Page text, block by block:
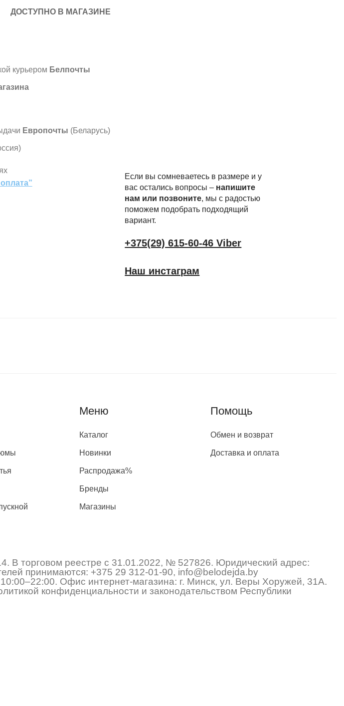
ДОСТУПНО В МАГАЗИНЕ
курьером Белпочты
Европочты (Беларусь)
Если вы сомневаетесь в размере и у
вас остались вопросы – напишите
нам или позвоните, мы с радостью
поможем подобрать подходящий
вариант.
+375(29) 615-60-46 Viber
Наш инстаграм
Меню
Каталог
Новинки
Распродажа%
Бренды
Магазины
Помощь
Обмен и возврат
Доставка и оплата
В торговом реестре с 31.01.2022, № 527826. Юридический адрес:
принимаются: +375 29 312-01-90, info@belodejda.by
Офис интернет-магазина: г. Минск, ул. Веры Хоружей, 31А.
конфиденциальности и законодательством Республики